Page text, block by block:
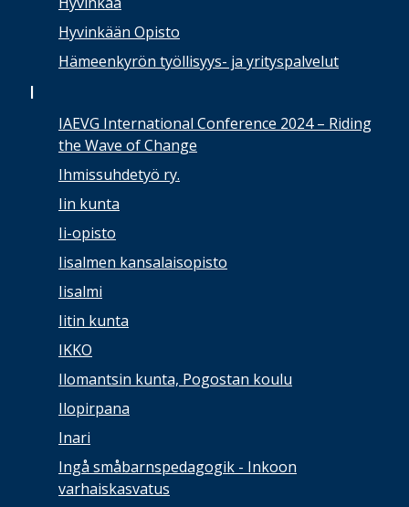
Hyvinkään Opisto
Hämeenkyrön työllisyys- ja yrityspalvelut
I
IAEVG International Conference 2024 – Riding
the Wave of Change
Ihmissuhdetyö ry.
Iin kunta
Ii-opisto
Iisalmen kansalaisopisto
Iisalmi
Iitin kunta
IKKO
Ilomantsin kunta, Pogostan koulu
Ilopirpana
Inari
Ingå småbarnspedagogik - Inkoon
varhaiskasvatus